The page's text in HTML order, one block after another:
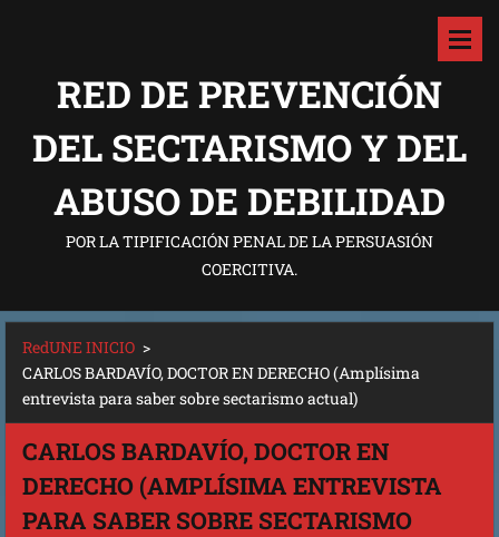
RED DE PREVENCIÓN
DEL SECTARISMO Y DEL
ABUSO DE DEBILIDAD
POR LA TIPIFICACIÓN PENAL DE LA PERSUASIÓN
COERCITIVA.
RedUNE INICIO >
CARLOS BARDAVÍO, DOCTOR EN DERECHO (Amplísima
entrevista para saber sobre sectarismo actual)
CARLOS BARDAVÍO, DOCTOR EN
DERECHO (AMPLÍSIMA ENTREVISTA
PARA SABER SOBRE SECTARISMO